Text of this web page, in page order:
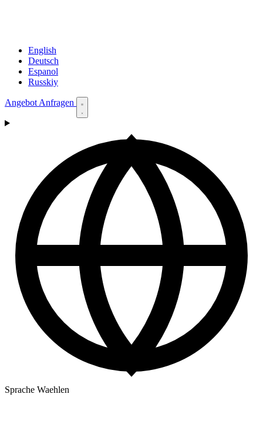
English
Deutsch
Espanol
Russkiy
Angebot Anfragen
Sprache Waehlen